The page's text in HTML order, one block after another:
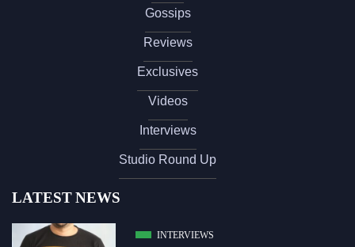
Gossips
Reviews
Exclusives
Videos
Interviews
Studio Round Up
LATEST NEWS
INTERVIEWS